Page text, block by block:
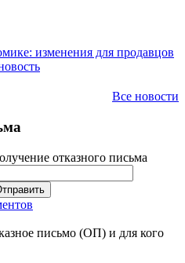
изменения для продавцов
Все новости
отказного письма
письмо (ОП) и для кого